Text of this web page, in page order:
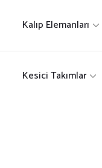
Kalıp Elemanları
Kesici Takımlar